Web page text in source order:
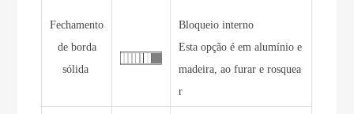
Fechamento
de borda
sólida
Bloqueio interno
Esta opção é em alumínio e
madeira, ao furar e rosquea
r